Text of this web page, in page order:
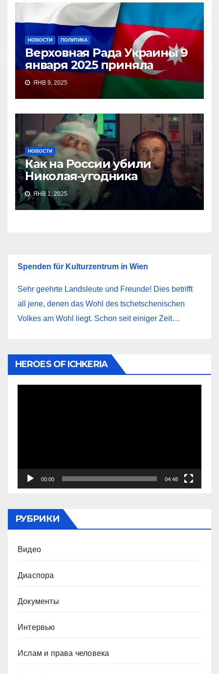
НОВОСТИ ПОЛИТИКА
Верховная Рада Украины 9
января 2025 приняла
ЯНВ 9, 2025
НОВОСТИ
Как на России убили
Николая-угодника
ЯНВ 1, 2025
Spenden für Kulturzentrum in Wien
Sehr geehrte Landsleute und Freunde! Dies betrifft
all jene, denen das Wohl des tschetschenischen
Volkes am Wohl liegt. Schon seit einiger Zeit…
HEROES OF ICHKERIA
00:00 04:48
РУБРИКИ
Видео
Диаспора
Документы
Интервью
Ислам и права человека